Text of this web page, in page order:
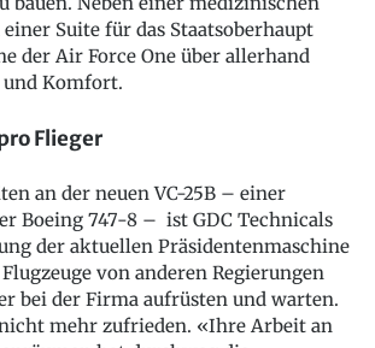
Suite für das Staatsoberhaupt
der Air Force One über allerhand
Komfort.
Flieger
an der neuen VC-25B – einer
Boeing 747-8 – ist GDC Technicals
der aktuellen Präsidentenmaschine
von anderen Regierungen
bei der Firma aufrüsten und warten.
mehr zufrieden. «Ihre Arbeit an